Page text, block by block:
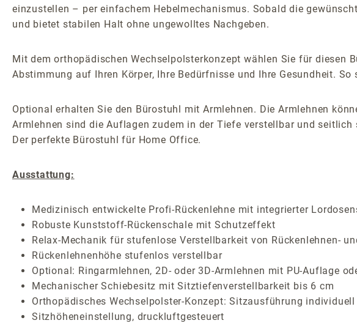
einzustellen – per einfachem Hebelmechanismus. Sobald die
und bietet stabilen Halt ohne ungewolltes Nachgeben.
Mit dem orthopädischen Wechselpolsterkonzept wählen Sie für diesen
Abstimmung auf Ihren Körper, Ihre Bedürfnisse und Ihre Gesundheit. So
Optional erhalten Sie den Bürostuhl mit Armlehnen. Die Armlehnen
Armlehnen sind die Auflagen zudem in der Tiefe verstellbar und
Der perfekte Bürostuhl für Home Office.
Ausstattung:
Medizinisch entwickelte Profi-Rückenlehne mit integrierter
Robuste Kunststoff-Rückenschale mit Schutzeffekt
Relax-Mechanik für stufenlose Verstellbarkeit von Rückenlehnen-
Rückenlehnenhöhe stufenlos verstellbar
Optional: Ringarmlehnen, 2D- oder 3D-Armlehnen mit PU-Auflage
Mechanischer Schiebesitz mit Sitztiefenverstellbarkeit bis 6 cm
Orthopädisches Wechselpolster-Konzept: Sitzausführung
Sitzhöheneinstellung, druckluftgesteuert